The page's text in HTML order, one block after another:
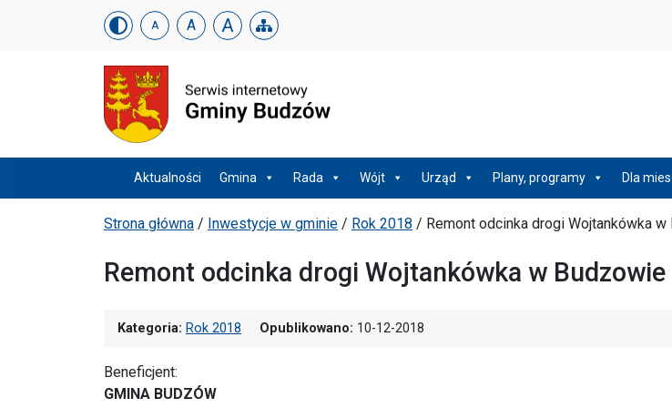
Urząd Gminy w Budzowie
Skip menu A A A
Menu główneAktualności Gmina Rada Wójt Urząd Plany, programy Dla
Ścieżka powrotu
Strona główna / Inwestycje w gminie / Rok 2018 / Remont odcinka drogi Wojtankówka
Remont odcinka drogi Wojtankówka w Budzowie
Kategoria: Rok 2018 Opublikowano: 10-12-2018
Beneficjent:
GMINA BUDZÓW